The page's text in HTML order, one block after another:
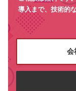
導入まで、技術的
会